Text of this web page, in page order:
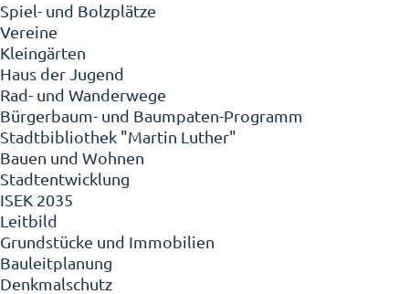
Spiel- und Bolzplätze
Vereine
Kleingärten
Haus der Jugend
Rad- und Wanderwege
Bürgerbaum- und Baumpaten-Programm
Stadtbibliothek "Martin Luther"
Bauen und Wohnen
Stadtentwicklung
ISEK 2035
Leitbild
Grundstücke und Immobilien
Bauleitplanung
Denkmalschutz